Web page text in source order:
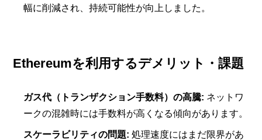
幅に削減され、持続可能性が向上しました。
Ethereumを利用するデメリット・課題
ガス代（トランザクション手数料）の高騰: ネットワ
ークの混雑時には手数料が高くなる傾向があります。
スケーラビリティの問題: 処理速度にはまだ限界があ